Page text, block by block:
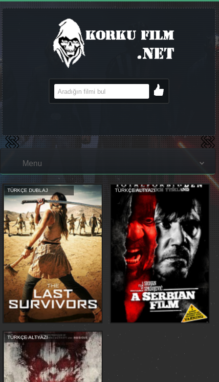
TÜRKÇE DUBLAJ TÜRKÇE ALTYAZI
TÜRKÇE ALTYAZI